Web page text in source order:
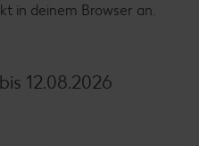
in deinem Browser an.
12.08.2026